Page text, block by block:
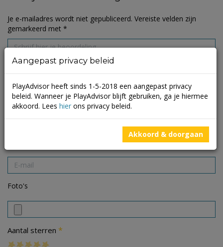
Je e-mailadres wordt niet gepubliceerd. Vereiste velden zijn
gemarkeerd met *
Foto's
Aantal sterren *
Aangepast privacy beleid
PlayAdvisor heeft sinds 1-5-2018 een aangepast privacy
beleid. Wanneer je PlayAdvisor blijft gebruiken, ga je hiermee
akkoord. Lees hier ons privacy beleid.
Akkoord & doorgaan